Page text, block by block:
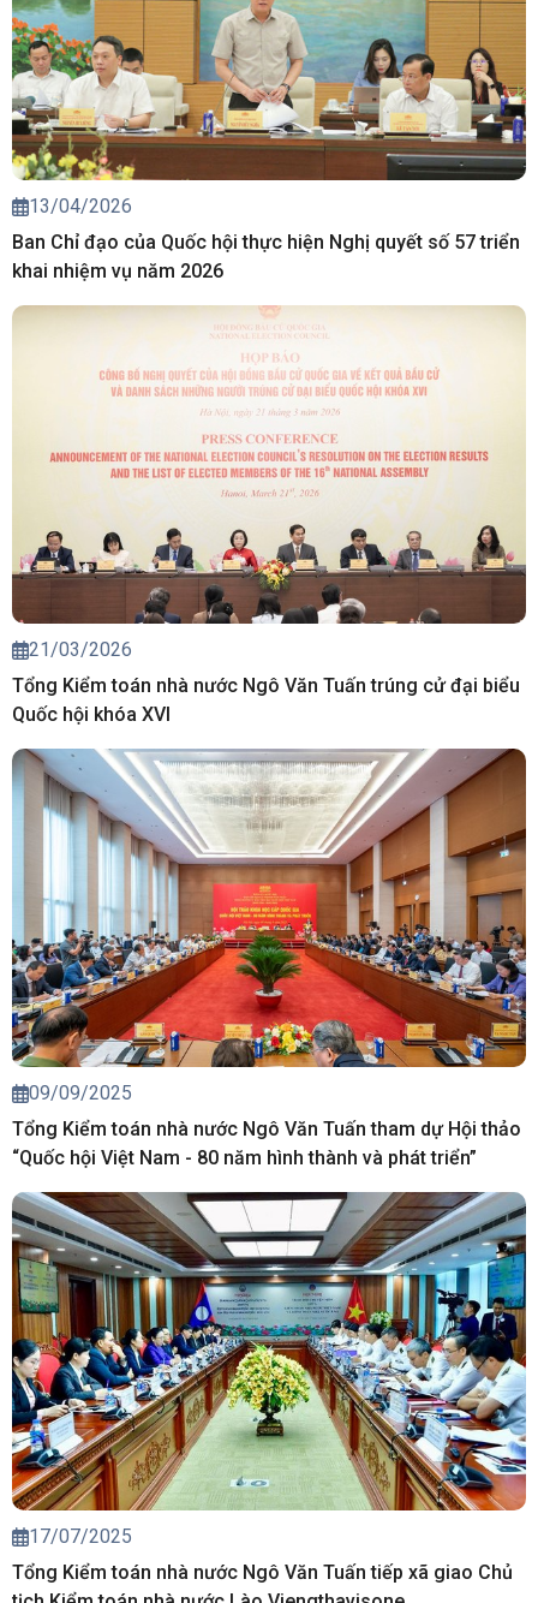
13/04/2026
Ban Chỉ đạo của Quốc hội thực hiện Nghị quyết số 57 triển
khai nhiệm vụ năm 2026
21/03/2026
Tổng Kiểm toán nhà nước Ngô Văn Tuấn trúng cử đại biểu
Quốc hội khóa XVI
09/09/2025
Tổng Kiểm toán nhà nước Ngô Văn Tuấn tham dự Hội thảo
“Quốc hội Việt Nam - 80 năm hình thành và phát triển”
17/07/2025
Tổng Kiểm toán nhà nước Ngô Văn Tuấn tiếp xã giao Chủ